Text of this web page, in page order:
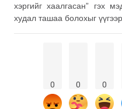
хэргийг хаалгасан” гэх
худал ташаа болохыг
0 0 0